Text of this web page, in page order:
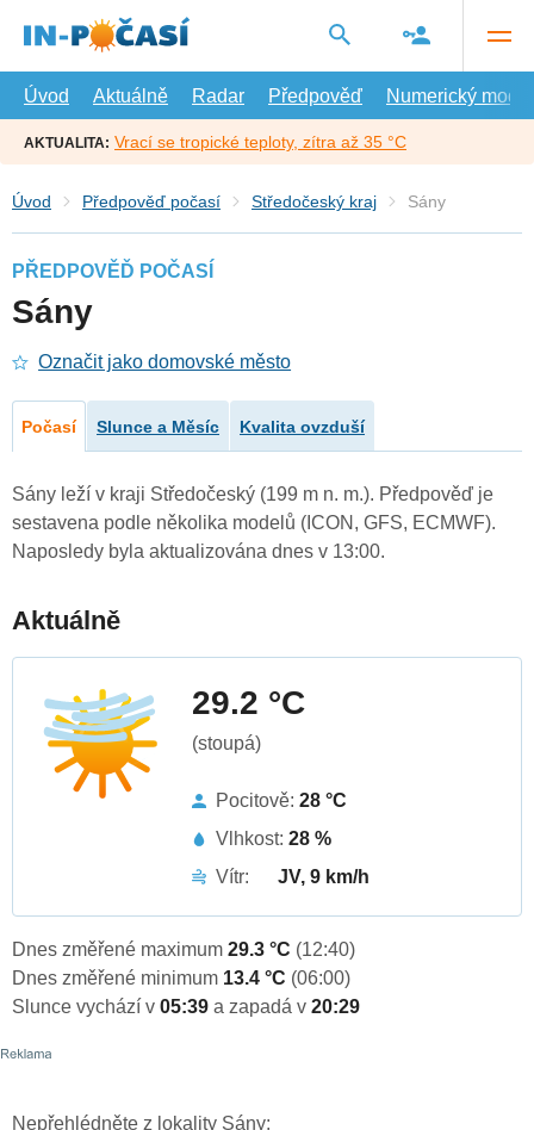
hlavní
Úvod
Aktuálně Radar Předpověď Numerický model
AKTUALITA: Vrací se tropické teploty, zítra až 35 °C
Úvod Předpověď počasí Středočeský kraj Sány
PŘEDPOVĚĎ POČASÍ
Sány
Označit jako domovské město
Počasí Slunce a Měsíc Kvalita ovzduší
Sány leží v kraji Středočeský (199 m n. m.). Předpověď je
sestavena podle několika modelů (ICON, GFS, ECMWF).
Naposledy byla aktualizována dnes v 13:00.
Aktuálně
29.2 °C
(stoupá)
Pocitově: 28 °C
Vlhkost: 28 %
Vítr:
JV, 9 km/h
Dnes změřené maximum 29.3 °C (12:40)
Dnes změřené minimum 13.4 °C (06:00)
Slunce vychází v 05:39 a zapadá v 20:29
Nepřehlédněte z lokality Sány: